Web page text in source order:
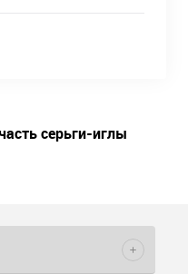
серьги-иглы